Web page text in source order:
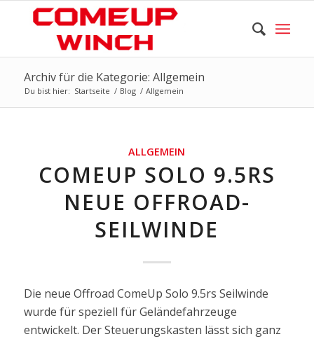
Archiv für die Kategorie: Allgemein
Du bist hier: Startseite / Blog / Allgemein
ALLGEMEIN
COMEUP SOLO 9.5RS
NEUE OFFROAD-
SEILWINDE
Die neue Offroad ComeUp Solo 9.5rs Seilwinde
wurde für speziell für Geländefahrzeuge
entwickelt. Der Steuerungskasten lässt sich ganz